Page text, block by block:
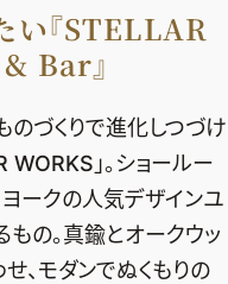
い『STELLAR
Bar』
のづくりで進化しつづけ
WORKS」。ショールー
ークの人気デザインユ
もの。真鍮とオークウッ
、モダンでぬくもりの